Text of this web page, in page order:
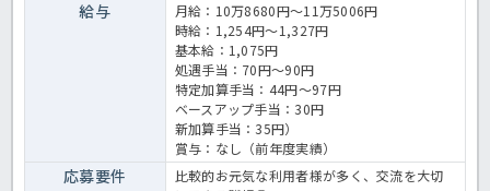
給与
月給：10万8680円～11万5006円
時給：1,254円～1,327円
基本給：1,075円
処遇手当：70円～90円
特定加算手当：44円～97円
ベースアップ手当：30円
新加算手当：35円）
賞与：なし（前年度実績）
応募要件
比較的お元気な利用者様が多く、交流を大切